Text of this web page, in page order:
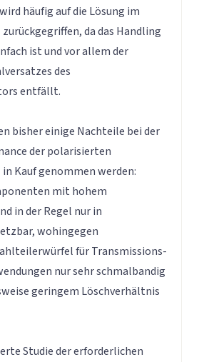
häufig auf die Lösung im
da das Handling
ist und vor allem der
des
entfällt.
bisher einige Nachteile bei der
der polarisierten
Kauf genommen werden:
mit hohem
in der Regel nur in
wohingegen
für Transmissions-
nur sehr schmalbandig
geringem Löschverhältnis
Studie der erforderlichen